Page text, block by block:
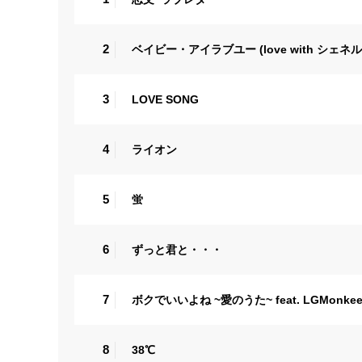
2 ベイビー・アイラブユー (love with シェネ
3 LOVE SONG
4 ライオン
5 蛍
6 ずっと君と・・・
7 ボクでいいよね ~愛のうた~ feat.
8 38℃